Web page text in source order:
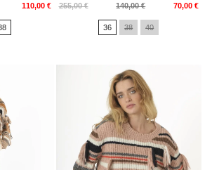
110,00 € 255,00 €
Prix
140,00 € 70,00 €
Prix
36 38 40